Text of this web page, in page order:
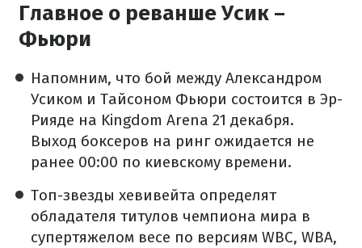
Главное о реванше Усик –
Фьюри
Напомним, что бой между Александром
Усиком и Тайсоном Фьюри состоится в Эр-
Рияде на Kingdom Arena 21 декабря.
Выход боксеров на ринг ожидается не
ранее 00:00 по киевскому времени.
Топ-звезды хевивейта определят
обладателя титулов чемпиона мира в
супертяжелом весе по версиям WBC, WBA,